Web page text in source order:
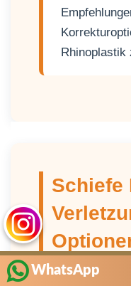
Rhinoplastik
Schiefe
Eine durch ein
WhatsApp